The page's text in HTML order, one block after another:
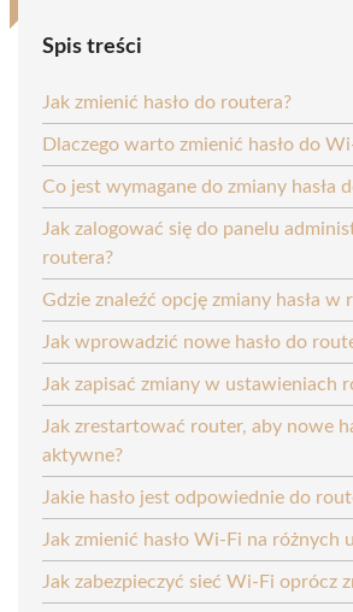
Spis treści
Jak zmienić hasło do routera?
Dlaczego warto zmienić hasło do
Co jest wymagane do zmiany hasła
Jak zalogować się do panelu
routera?
Gdzie znaleźć opcję zmiany hasła w
Jak wprowadzić nowe hasło do
Jak zapisać zmiany w ustawieniach
Jak zrestartować router, aby nowe
aktywne?
Jakie hasło jest odpowiednie do
Jak zmienić hasło Wi-Fi na różnych
Jak zabezpieczyć sieć Wi-Fi oprócz